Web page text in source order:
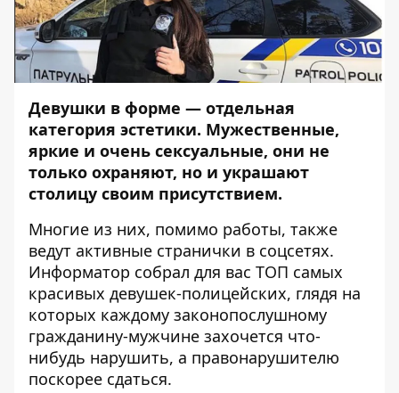
Девушки в форме — отдельная
категория эстетики. Мужественные,
яркие и очень сексуальные, они не
только охраняют, но и украшают
столицу своим присутствием.
Многие из них, помимо работы, также
ведут активные странички в соцсетях.
Информатор собрал для вас ТОП самых
красивых девушек-полицейских, глядя на
которых каждому законопослушному
гражданину-мужчине захочется что-
нибудь нарушить, а правонарушителю
поскорее сдаться.